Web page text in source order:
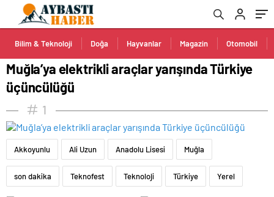
Bilim & Teknoloji Doğa Hayvanlar Magazin Otomobil
Muğla’ya elektrikli araçlar yarışında Türkiye
üçüncülüğü
1
Akkoyunlu Ali Uzun Anadolu Lisesi Muğla
son dakika Teknofest Teknoloji Türkiye Yerel